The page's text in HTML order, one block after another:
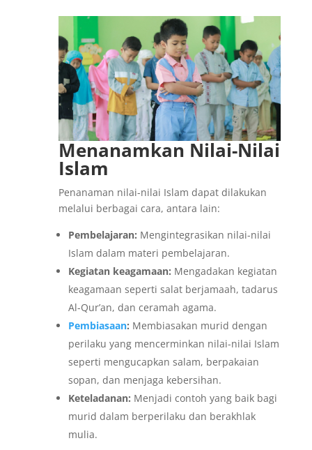
Menanamkan Nilai-Nilai
Islam
Penanaman nilai-nilai Islam dapat dilakukan
melalui berbagai cara, antara lain:
Pembelajaran: Mengintegrasikan nilai-nilai
Islam dalam materi pembelajaran.
Kegiatan keagamaan: Mengadakan kegiatan
keagamaan seperti salat berjamaah, tadarus
Al-Qur’an, dan ceramah agama.
Pembiasaan: Membiasakan murid dengan
perilaku yang mencerminkan nilai-nilai Islam
seperti mengucapkan salam, berpakaian
sopan, dan menjaga kebersihan.
Keteladanan: Menjadi contoh yang baik bagi
murid dalam berperilaku dan berakhlak
mulia.